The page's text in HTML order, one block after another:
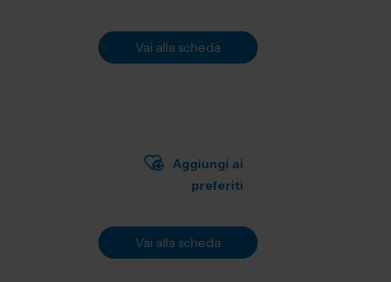
Vai alla scheda
Aggiungi ai
preferiti
Vai alla scheda